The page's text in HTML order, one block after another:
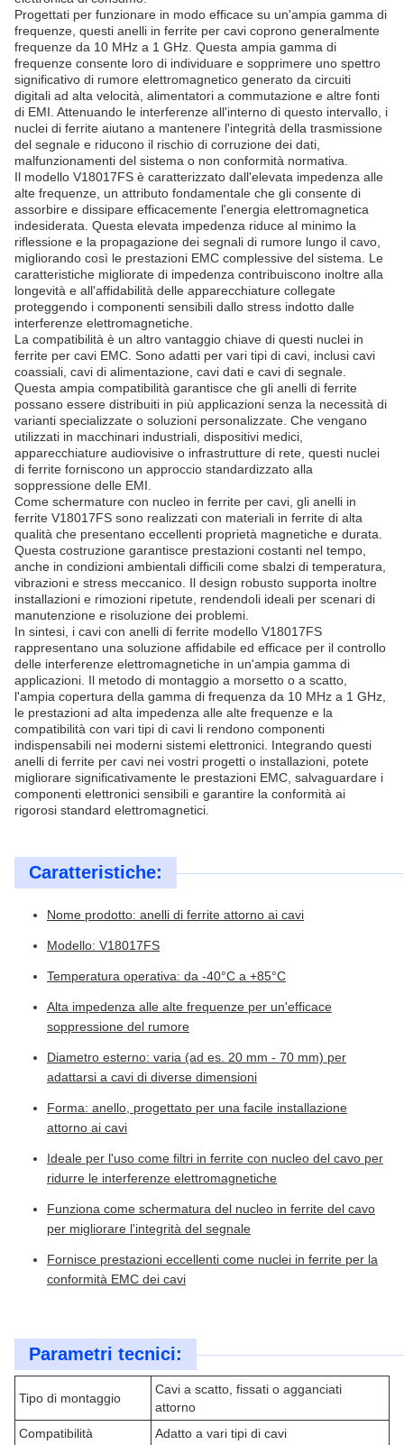
Progettati per funzionare in modo efficace su un'ampia gamma di
frequenze, questi anelli in ferrite per cavi coprono generalmente
frequenze da 10 MHz a 1 GHz. Questa ampia gamma di
frequenze consente loro di individuare e sopprimere uno spettro
significativo di rumore elettromagnetico generato da circuiti
digitali ad alta velocità, alimentatori a commutazione e altre fonti
di EMI. Attenuando le interferenze all'interno di questo intervallo, i
nuclei di ferrite aiutano a mantenere l'integrità della trasmissione
del segnale e riducono il rischio di corruzione dei dati,
malfunzionamenti del sistema o non conformità normativa.
Il modello V18017FS è caratterizzato dall'elevata impedenza alle
alte frequenze, un attributo fondamentale che gli consente di
assorbire e dissipare efficacemente l'energia elettromagnetica
indesiderata. Questa elevata impedenza riduce al minimo la
riflessione e la propagazione dei segnali di rumore lungo il cavo,
migliorando così le prestazioni EMC complessive del sistema. Le
caratteristiche migliorate di impedenza contribuiscono inoltre alla
longevità e all'affidabilità delle apparecchiature collegate
proteggendo i componenti sensibili dallo stress indotto dalle
interferenze elettromagnetiche.
La compatibilità è un altro vantaggio chiave di questi nuclei in
ferrite per cavi EMC. Sono adatti per vari tipi di cavi, inclusi cavi
coassiali, cavi di alimentazione, cavi dati e cavi di segnale.
Questa ampia compatibilità garantisce che gli anelli di ferrite
possano essere distribuiti in più applicazioni senza la necessità di
varianti specializzate o soluzioni personalizzate. Che vengano
utilizzati in macchinari industriali, dispositivi medici,
apparecchiature audiovisive o infrastrutture di rete, questi nuclei
di ferrite forniscono un approccio standardizzato alla
soppressione delle EMI.
Come schermature con nucleo in ferrite per cavi, gli anelli in
ferrite V18017FS sono realizzati con materiali in ferrite di alta
qualità che presentano eccellenti proprietà magnetiche e durata.
Questa costruzione garantisce prestazioni costanti nel tempo,
anche in condizioni ambientali difficili come sbalzi di temperatura,
vibrazioni e stress meccanico. Il design robusto supporta inoltre
installazioni e rimozioni ripetute, rendendoli ideali per scenari di
manutenzione e risoluzione dei problemi.
In sintesi, i cavi con anelli di ferrite modello V18017FS
rappresentano una soluzione affidabile ed efficace per il controllo
delle interferenze elettromagnetiche in un'ampia gamma di
applicazioni. Il metodo di montaggio a morsetto o a scatto,
l'ampia copertura della gamma di frequenza da 10 MHz a 1 GHz,
le prestazioni ad alta impedenza alle alte frequenze e la
compatibilità con vari tipi di cavi li rendono componenti
indispensabili nei moderni sistemi elettronici. Integrando questi
anelli di ferrite per cavi nei vostri progetti o installazioni, potete
migliorare significativamente le prestazioni EMC, salvaguardare i
componenti elettronici sensibili e garantire la conformità ai
rigorosi standard elettromagnetici.
Caratteristiche:
Nome prodotto: anelli di ferrite attorno ai cavi
Modello: V18017FS
Temperatura operativa: da -40°C a +85°C
Alta impedenza alle alte frequenze per un'efficace
soppressione del rumore
Diametro esterno: varia (ad es. 20 mm - 70 mm) per
adattarsi a cavi di diverse dimensioni
Forma: anello, progettato per una facile installazione
attorno ai cavi
Ideale per l'uso come filtri in ferrite con nucleo del cavo per
ridurre le interferenze elettromagnetiche
Funziona come schermatura del nucleo in ferrite del cavo
per migliorare l'integrità del segnale
Fornisce prestazioni eccellenti come nuclei in ferrite per la
conformità EMC dei cavi
Parametri tecnici:
Tipo di montaggio
Cavi a scatto, fissati o agganciati
attorno
Compatibilità
Adatto a vari tipi di cavi